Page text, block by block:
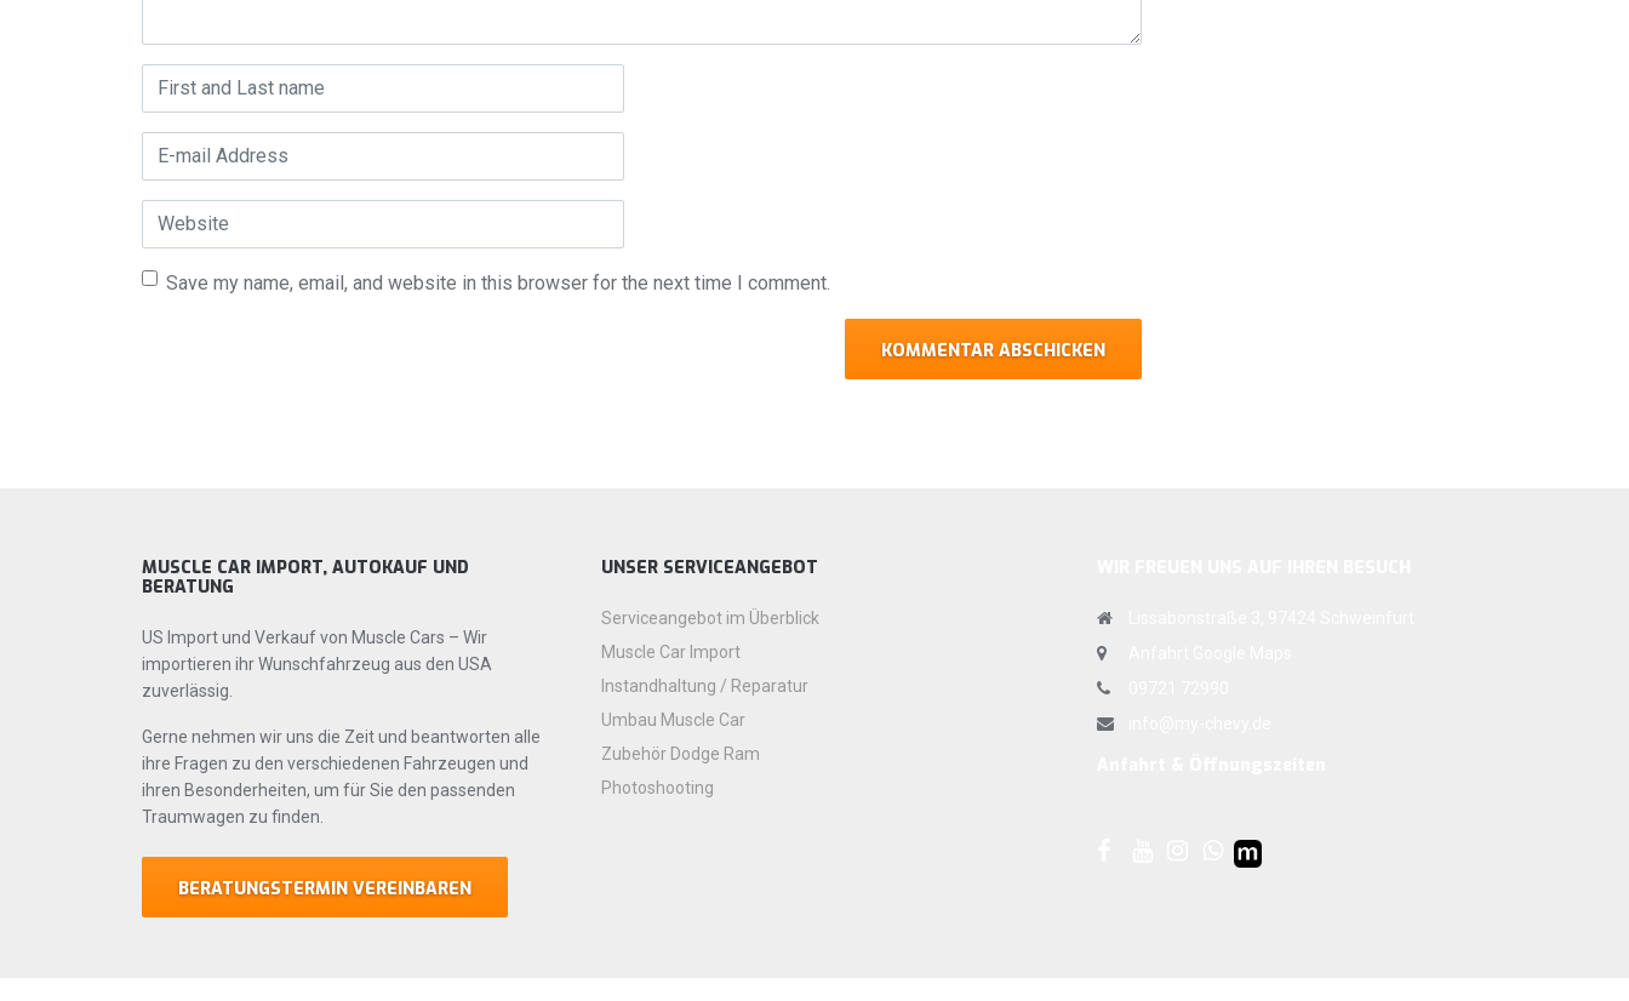
First and Last name
E-mail Address
Website
Save my name, email, and website in this browser for the next time I comment.
MUSCLE CAR IMPORT, AUTOKAUF UND
BERATUNG
US Import und Verkauf von Muscle Cars – Wir
importieren ihr Wunschfahrzeug aus den USA
zuverlässig.
Gerne nehmen wir uns die Zeit und beantworten alle
ihre Fragen zu den verschiedenen Fahrzeugen und
ihren Besonderheiten, um für Sie den passenden
Traumwagen zu finden.
BERATUNGSTERMIN VEREINBAREN
UNSER SERVICEANGEBOT
Serviceangebot im Überblick
Muscle Car Import
Instandhaltung / Reparatur
Umbau Muscle Car
Zubehör Dodge Ram
Photoshooting